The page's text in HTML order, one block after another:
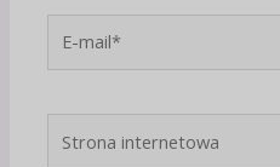
mail*
internetowa